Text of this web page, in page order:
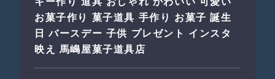
お菓子作り 菓子道具 手作り お菓子 誕生
日 バースデー 子供 プレゼント インスタ
映え 馬嶋屋菓子道具店